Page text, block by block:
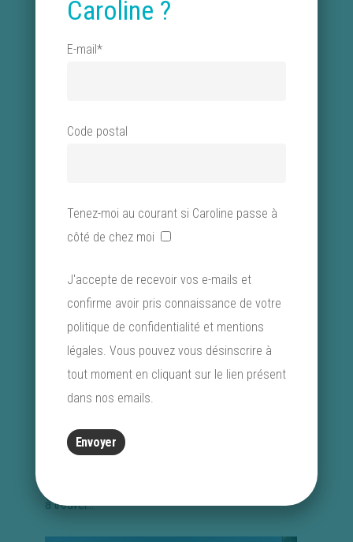
Puis c’est monsieur le maire de Verdun, Samuel
de l’hôpital et des soins palliatifs dans sa ville. A
, une équipe spécialisée en soins
dédié, puisqu’elle peut apporter des soins dans
différents services de l’hôpital.
La France a la chance d’être un pays qui a pris la
voie des soins palliatifs il y a quelques décennies :
l’enjeu est désormais de confirmer ce choix en
palliatifs, partout sur le territoire ! Le maire en
convient : il y a là un choix budgétaire à faire, en
à trouver…
Caroline ?
E-mail*
Code postal
Tenez-moi au courant si Caroline passe à
côté de chez moi
J'accepte de recevoir vos e-mails et
confirme avoir pris connaissance de votre
politique de confidentialité et mentions
légales. Vous pouvez vous désinscrire à
tout moment en cliquant sur le lien présent
dans nos emails.